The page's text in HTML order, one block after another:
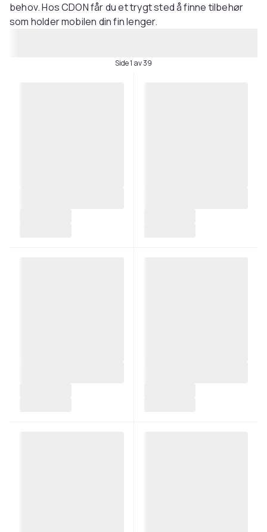
behov. Hos CDON får du et trygt sted å finne tilbehør
som holder mobilen din fin lenger.
Side 1 av 39